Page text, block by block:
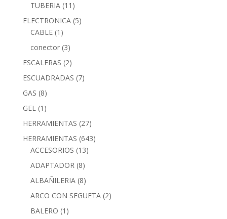
TUBERIA (11)
ELECTRONICA (5)
CABLE (1)
conector (3)
ESCALERAS (2)
ESCUADRADAS (7)
GAS (8)
GEL (1)
HERRAMIENTAS (27)
HERRAMIENTAS (643)
ACCESORIOS (13)
ADAPTADOR (8)
ALBAÑILERIA (8)
ARCO CON SEGUETA (2)
BALERO (1)